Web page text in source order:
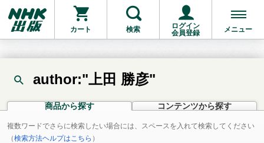
カート 検索
ログイン
会員登録
メニュー
author:"上田 勝彦"
商品から探す コンテンツから探す
複数ワードでさらに検索したい場合には、スペースを入れて検索してください
（検索方法ヘルプはこちら ）